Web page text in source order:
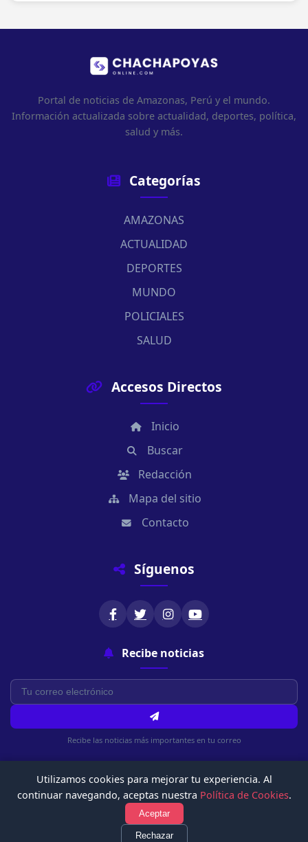
Portal de noticias de Amazonas, Perú y el mundo.
Información actualizada sobre actualidad, deportes, política,
salud y más.
Categorías
AMAZONAS
ACTUALIDAD
DEPORTES
MUNDO
POLICIALES
SALUD
Accesos Directos
Inicio
Buscar
Redacción
Mapa del sitio
Contacto
Síguenos
Recibe noticias
Recibe las noticias más importantes en tu correo
© 2026 Chachapoyasonline.Com. Todos los derechos reservados.
Términos de Uso
Utilizamos cookies para mejorar tu experiencia. Al
continuar navegando, aceptas nuestra Política de Cookies.
Aceptar
Rechazar